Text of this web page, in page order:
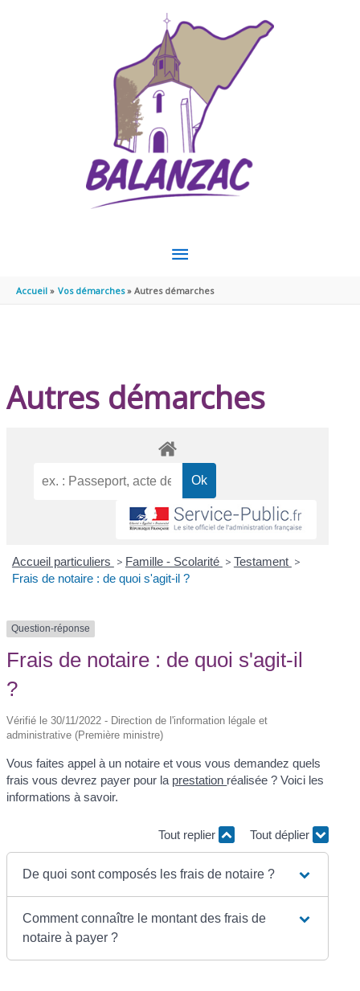
MENU
PRINCIPAL
Accueil Vos démarches Autres démarches
Autres démarches
Accueil particuliers > Famille - Scolarité > Testament >
Frais de notaire : de quoi s'agit-il ?
Question-réponse
Frais de notaire : de quoi s'agit-il
?
Vérifié le 30/11/2022 - Direction de l'information légale et
administrative (Première ministre)
Vous faites appel à un notaire et vous vous demandez quels
frais vous devrez payer pour la prestation réalisée ? Voici les
informations à savoir.
Tout replier Tout déplier
De quoi sont composés les frais de notaire ?
Comment connaître le montant des frais de
notaire à payer ?